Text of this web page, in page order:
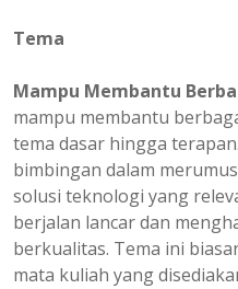
Tema
Mampu Membantu
mampu membantu
tema dasar hingga
bimbingan dalam
solusi teknologi yang
berjalan lancar dan
berkualitas. Tema ini
mata kuliah yang